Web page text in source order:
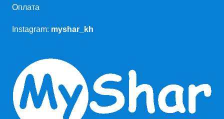
Оплата
Instagram: myshar_kh